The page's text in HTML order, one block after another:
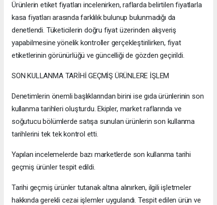
Ürünlerin etiket fiyatları incelenirken, raflarda belirtilen fiyatlarla
kasa fiyatları arasında farklılık bulunup bulunmadığı da
denetlendi. Tüketicilerin doğru fiyat üzerinden alışveriş
yapabilmesine yönelik kontroller gerçekleştirilirken, fiyat
etiketlerinin görünürlüğü ve güncelliği de gözden geçirildi.
SON KULLANMA TARİHİ GEÇMİŞ ÜRÜNLERE İŞLEM
Denetimlerin önemli başlıklarından birini ise gıda ürünlerinin son
kullanma tarihleri oluşturdu. Ekipler, market raflarında ve
soğutucu bölümlerde satışa sunulan ürünlerin son kullanma
tarihlerini tek tek kontrol etti.
Yapılan incelemelerde bazı marketlerde son kullanma tarihi
geçmiş ürünler tespit edildi.
Tarihi geçmiş ürünler tutanak altına alınırken, ilgili işletmeler
hakkında gerekli cezai işlemler uygulandı. Tespit edilen ürün ve